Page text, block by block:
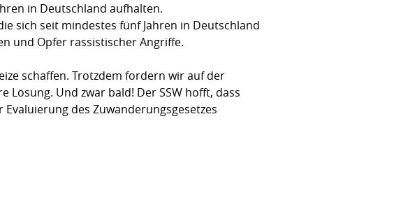
in Deutschland aufhalten.
sich seit mindestes fünf Jahren in Deutschland
und Opfer rassistischer Angriffe.
schaffen. Trotzdem fordern wir auf der
Und zwar bald! Der SSW hofft, dass
des Zuwanderungsgesetzes